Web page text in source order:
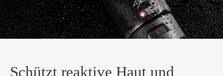
Schützt reaktive Haut und